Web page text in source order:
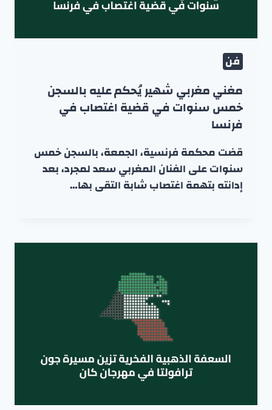
فن
مغني مغربي شهير يُحكم عليه بالسجن
خمس سنوات في قضية اغتصاب في
فرنسا
قضت محكمة فرنسية، الجمعة، بالسجن خمس
سنوات على الفنان المغربي سعد لمجرد، بعد
إدانته بتهمة اغتصاب شابة التقى بها…